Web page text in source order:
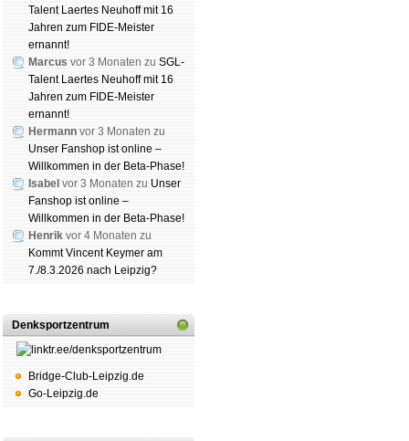
Talent Laertes Neuhoff mit 16
Jahren zum FIDE-Meister
ernannt!
Marcus vor 3 Monaten zu SGL-
Talent Laertes Neuhoff mit 16
Jahren zum FIDE-Meister
ernannt!
Hermann vor 3 Monaten zu
Unser Fanshop ist online –
Willkommen in der Beta-Phase!
Isabel vor 3 Monaten zu Unser
Fanshop ist online –
Willkommen in der Beta-Phase!
Henrik vor 4 Monaten zu
Kommt Vincent Keymer am
7./8.3.2026 nach Leipzig?
Denksportzentrum
Bridge-Club-Leipzig.de
Go-Leipzig.de